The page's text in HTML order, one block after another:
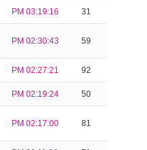
PM 03:19:16 31
PM 02:30:43 59
PM 02:27:21 92
PM 02:19:24 50
PM 02:17:00 81